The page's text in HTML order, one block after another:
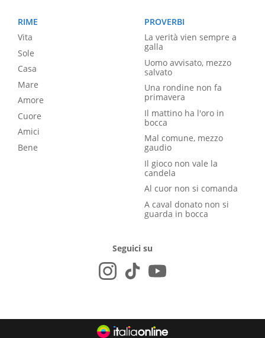
RIME
Vita
Sole
Casa
Mare
Amore
Cuore
Amici
Bene
PROVERBI
La verità vien sempre a
galla
Uomo avvisato, mezzo
salvato
Una rondine non fa
primavera
Il mattino ha l'oro in
bocca
Mal comune, mezzo
gaudio
Il gioco non vale la
candela
Al cuor non si comanda
A caval donato non si
guarda in bocca
Seguici su